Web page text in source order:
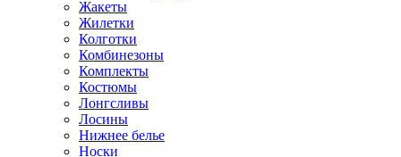
Жакеты
Жилетки
Колготки
Комбинезоны
Комплекты
Костюмы
Лонгсливы
Лосины
Нижнее белье
Носки